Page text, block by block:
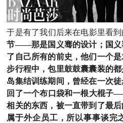
于是有了我们后来在电影里看到
节——那是国义骞的设计；国义
了自己所有的前史，他们一个
步行程中，包里鼓鼓囊囊装的
岛集结训练期间，曾经在一次
回了一个布口袋和一根大棍子
相关的东西，被一直带到了最
属于外企员工，所以事事谈完